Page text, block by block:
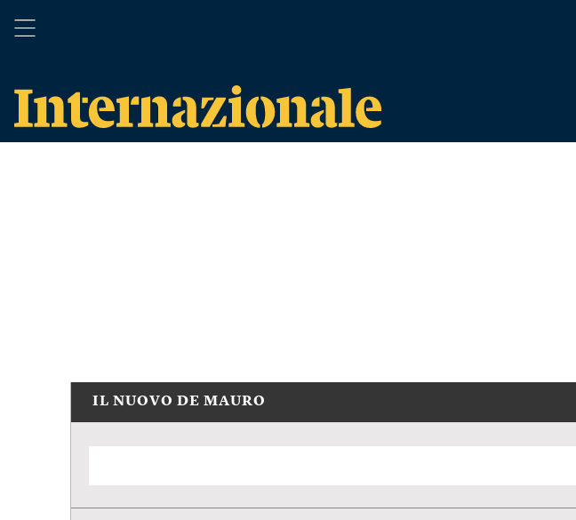
IL NUOVO DE MAURO